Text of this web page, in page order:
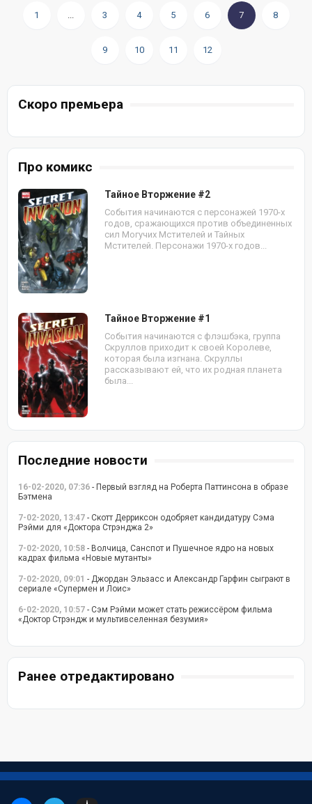
1 ... 3 4 5 6 7 8
9 10 11 12
Скоро премьера
Про комикс
Тайное Вторжение #2
События начинаются с персонажей 1970-х
годов, сражающихся против объединенных
сил Могучих Мстителей и Тайных
Мстителей. Персонажи 1970-х годов...
Тайное Вторжение #1
События начинаются с флэшбэка, группа
Скруллов приходит к своей Королеве,
которая была изгнана. Скруллы
рассказывают ей, что их родная планета
была...
Последние новости
16-02-2020, 07:36 - Первый взгляд на Роберта Паттинсона в образе
Бэтмена
7-02-2020, 13:47 - Скотт Дерриксон одобряет кандидатуру Сэма
Рэйми для «Доктора Стрэнджа 2»
7-02-2020, 10:58 - Волчица, Санспот и Пушечное ядро на новых
кадрах фильма «Новые мутанты»
7-02-2020, 09:01 - Джордан Эльзасс и Александр Гарфин сыграют в
сериале «Супермен и Лоис»
6-02-2020, 10:57 - Сэм Рэйми может стать режиссёром фильма
«Доктор Стрэндж и мультивселенная безумия»
Ранее отредактировано